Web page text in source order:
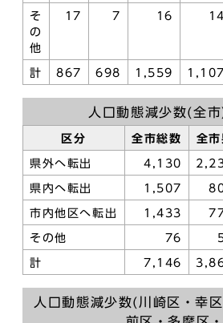
そ
の
他
17 7 16 14
計 867 698 1,559 1,107
人口動態減少数(全市
区分 全市総数 全市
県外へ転出 4,130
県内へ転出 1,507
市内他区へ転出 1,433
その他 76
計 7,146
人口動態減少数(川崎区・幸